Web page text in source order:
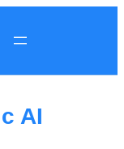
AI